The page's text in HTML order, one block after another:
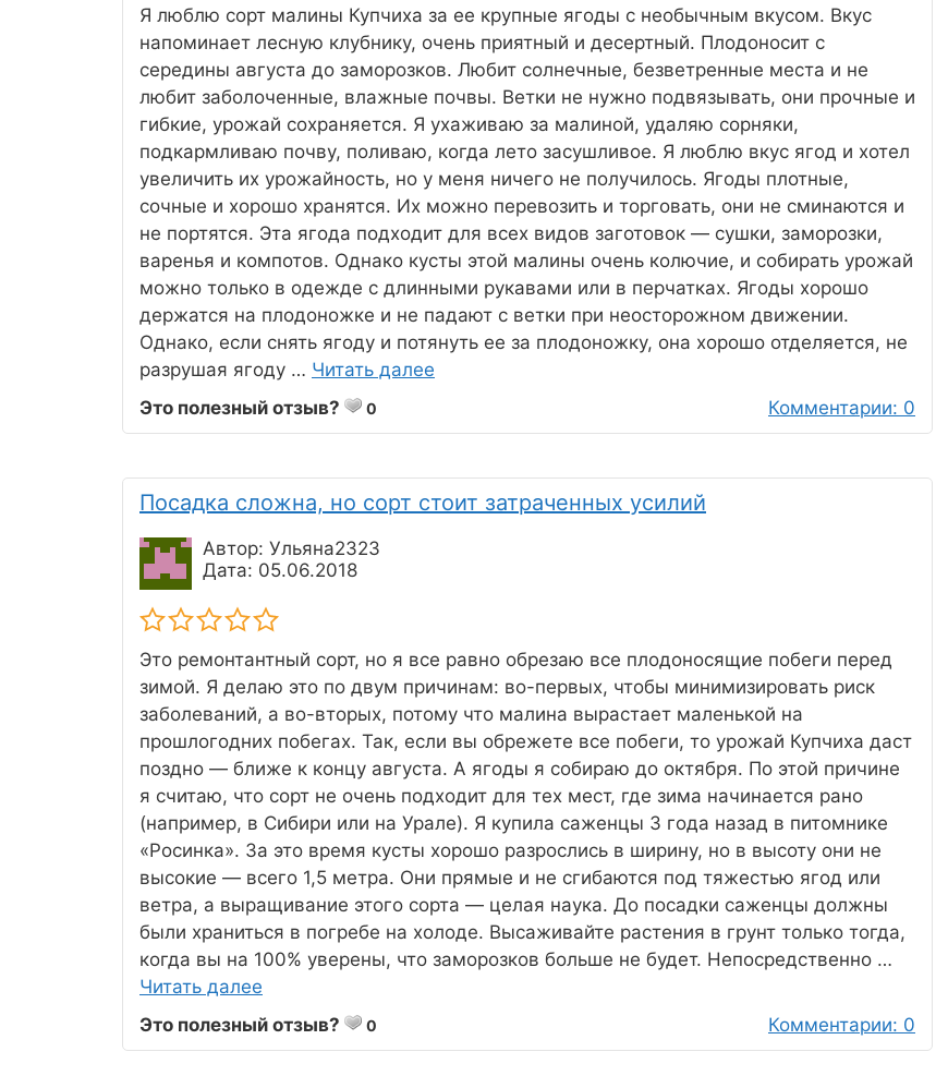
Я люблю сорт малины Купчиха за ее крупные ягоды с необычным вкусом. Вкус
напоминает лесную клубнику, очень приятный и десертный. Плодоносит с
середины августа до заморозков. Любит солнечные, безветренные места и не
любит заболоченные, влажные почвы. Ветки не нужно подвязывать, они прочные и
гибкие, урожай сохраняется. Я ухаживаю за малиной, удаляю сорняки,
подкармливаю почву, поливаю, когда лето засушливое. Я люблю вкус ягод и хотел
увеличить их урожайность, но у меня ничего не получилось. Ягоды плотные,
сочные и хорошо хранятся. Их можно перевозить и торговать, они не сминаются и
не портятся. Эта ягода подходит для всех видов заготовок — сушки, заморозки,
варенья и компотов. Однако кусты этой малины очень колючие, и собирать урожай
можно только в одежде с длинными рукавами или в перчатках. Ягоды хорошо
держатся на плодоножке и не падают с ветки при неосторожном движении.
Однако, если снять ягоду и потянуть ее за плодоножку, она хорошо отделяется, не
разрушая ягоду … Читать далее
Это полезный отзыв?
0 Комментарии: 0
Посадка сложна, но сорт стоит затраченных усилий
Автор: Ульяна2323
Дата: 05.06.2018
Это ремонтантный сорт, но я все равно обрезаю все плодоносящие побеги перед
зимой. Я делаю это по двум причинам: во-первых, чтобы минимизировать риск
заболеваний, а во-вторых, потому что малина вырастает маленькой на
прошлогодних побегах. Так, если вы обрежете все побеги, то урожай Купчиха даст
поздно — ближе к концу августа. А ягоды я собираю до октября. По этой причине
я считаю, что сорт не очень подходит для тех мест, где зима начинается рано
(например, в Сибири или на Урале). Я купила саженцы 3 года назад в питомнике
«Росинка». За это время кусты хорошо разрослись в ширину, но в высоту они не
высокие — всего 1,5 метра. Они прямые и не сгибаются под тяжестью ягод или
ветра, а выращивание этого сорта — целая наука. До посадки саженцы должны
были храниться в погребе на холоде. Высаживайте растения в грунт только тогда,
когда вы на 100% уверены, что заморозков больше не будет. Непосредственно …
Читать далее
Это полезный отзыв?
0 Комментарии: 0